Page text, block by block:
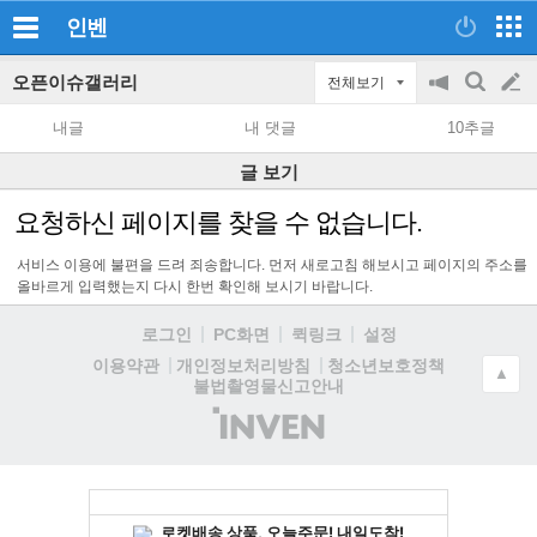
인벤
오픈이슈갤러리 전체보기
공
지
on/off
검
색
글
쓰
기
내글 내 댓글 10추글
글 보기
요청하신 페이지를 찾을 수 없습니다.
서비스 이용에 불편을 드려 죄송합니다. 먼저 새로고침 해보시고 페이지의 주소를
올바르게 입력했는지 다시 한번 확인해 보시기 바랍니다.
로그인 PC화면 퀵링크
설정
이용약관
개인정보처리방침
청소년보호정책
불법촬영물신고안내
(주)
인
▲